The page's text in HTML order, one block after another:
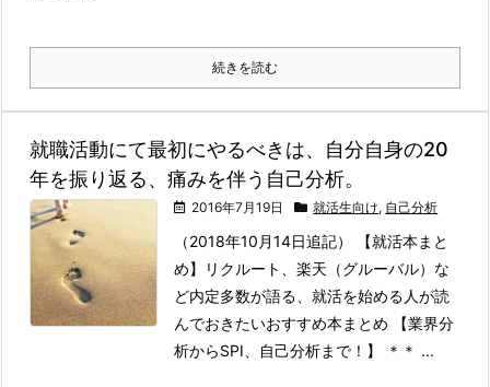
続きを読む
就職活動にて最初にやるべきは、自分自身の20
年を振り返る、痛みを伴う自己分析。
2016年7月19日 就活生向け, 自己分析
（2018年10月14日追記） 【就活本まと
め】リクルート、楽天（グルーバル）な
ど内定多数が語る、就活を始める人が読
んでおきたいおすすめ本まとめ 【業界分
析からSPI、自己分析まで！】 ＊＊ ...